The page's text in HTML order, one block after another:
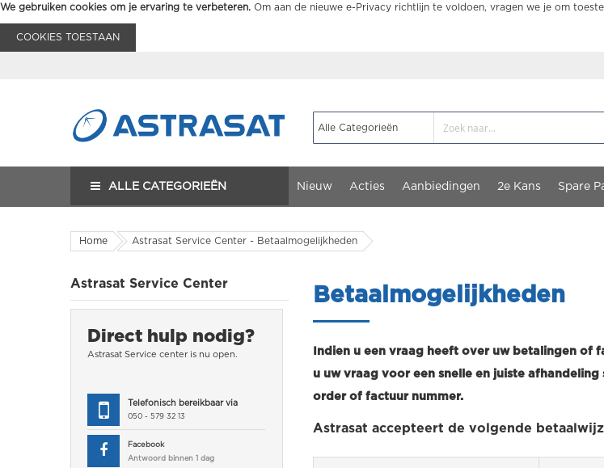
We gebruiken cookies om je ervaring te verbeteren. Om aan de nieuwe e-Privacy richtlijn te voldoen, vragen we je om
COOKIES TOESTAAN
ALLE CATEGORIEËN Nieuw Acties Aanbiedingen 2e Kans Spare
Home Astrasat Service Center - Betaalmogelijkheden
Betaalmogelijkheden
Indien u een vraag heeft over uw betalingen
u uw vraag voor een snelle en juiste
order of factuur nummer.
Astrasat accepteert de volgende
Astrasat Service Center
Direct hulp nodig?
Astrasat Service center is nu open.
Telefonisch bereikbaar via
050 - 579 32 13
Facebook
Antwoord binnen 1 dag